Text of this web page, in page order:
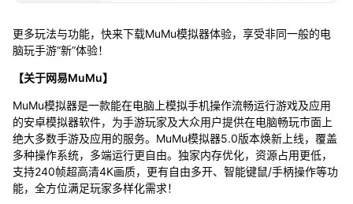
更多玩法与功能，快来下载MuMu模拟器体验，享受非同一般的电
脑玩手游“新”体验！
【关于网易MuMu】
MuMu模拟器是一款能在电脑上模拟手机操作流畅运行游戏及应用
的安卓模拟器软件，为手游玩家及大众用户提供在电脑畅玩市面上
绝大多数手游及应用的服务。MuMu模拟器5.0版本焕新上线，覆盖
多种操作系统，多端运行更自由。独家内存优化，资源占用更低，
支持240帧超高清4K画质，更有自由多开、智能键鼠/手柄操作等功
能，全方位满足玩家多样化需求！